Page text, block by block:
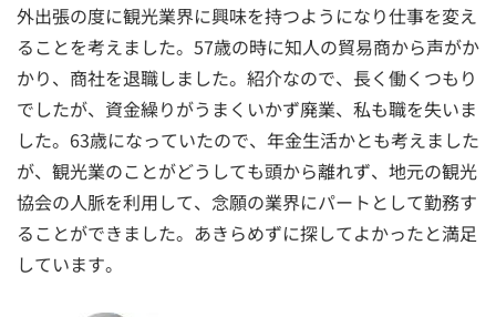
外出張の度に観光業界に興味を持つようになり仕事を変え
ることを考えました。57歳の時に知人の貿易商から声がか
かり、商社を退職しました。紹介なので、長く働くつもり
でしたが、資金繰りがうまくいかず廃業、私も職を失いま
した。63歳になっていたので、年金生活かとも考えました
が、観光業のことがどうしても頭から離れず、地元の観光
協会の人脈を利用して、念願の業界にパートとして勤務す
ることができました。あきらめずに探してよかったと満足
しています。